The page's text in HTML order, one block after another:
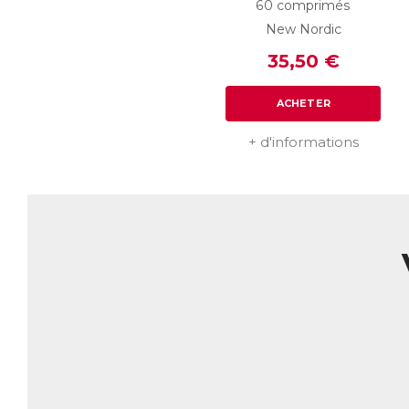
60 comprimés
New Nordic
35,50 €
ACHETER
+ d'informations